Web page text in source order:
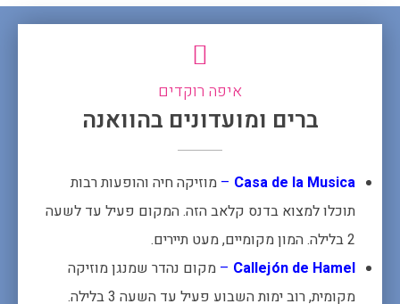
איפה רוקדים
ברים ומועדונים בהוואנה
Casa de la Musica
– מוזיקה חיה והופעות רבות
תוכלו למצוא בדנס קלאב הזה. המקום פעיל עד לשעה
2 בלילה. המון מקומיים, מעט תיירים.
Callejón de Hamel
– מקום נהדר שמנגן מוזיקה
מקומית, רוב ימות השבוע פעיל עד השעה 3 בלילה.